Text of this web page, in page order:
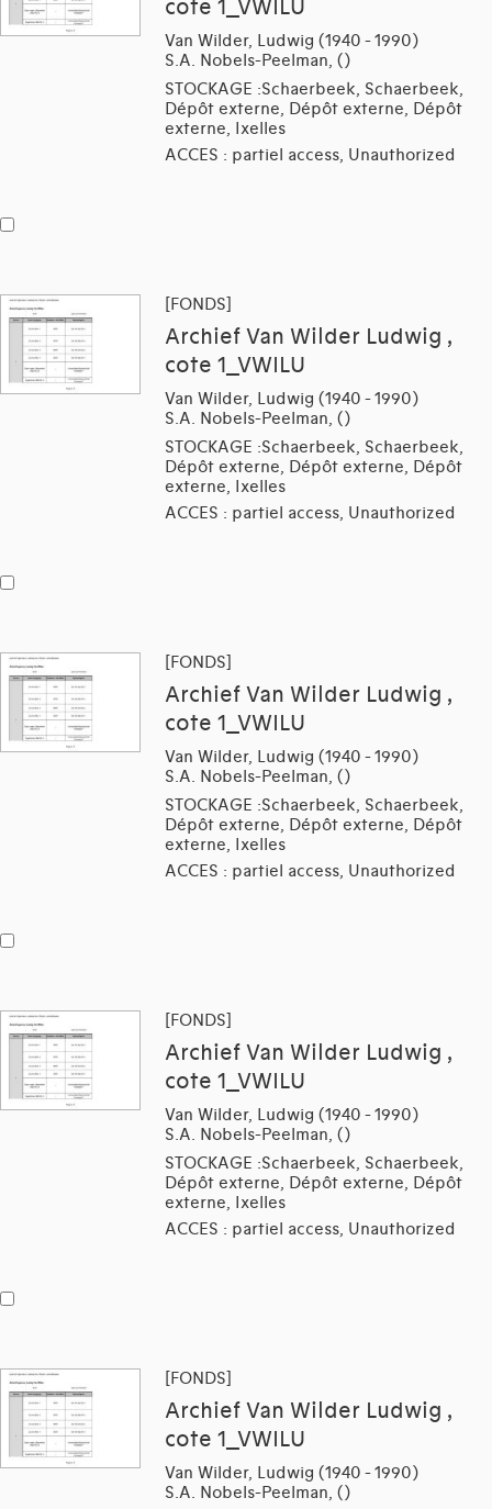
cote 1_VWILU
Van Wilder, Ludwig (1940 - 1990)
S.A. Nobels-Peelman, ()
STOCKAGE :Schaerbeek, Schaerbeek,
Dépôt externe, Dépôt externe, Dépôt
externe, Ixelles
ACCES : partiel access, Unauthorized
[FONDS]
Archief Van Wilder Ludwig ,
cote 1_VWILU
Van Wilder, Ludwig (1940 - 1990)
S.A. Nobels-Peelman, ()
STOCKAGE :Schaerbeek, Schaerbeek,
Dépôt externe, Dépôt externe, Dépôt
externe, Ixelles
ACCES : partiel access, Unauthorized
[FONDS]
Archief Van Wilder Ludwig ,
cote 1_VWILU
Van Wilder, Ludwig (1940 - 1990)
S.A. Nobels-Peelman, ()
STOCKAGE :Schaerbeek, Schaerbeek,
Dépôt externe, Dépôt externe, Dépôt
externe, Ixelles
ACCES : partiel access, Unauthorized
[FONDS]
Archief Van Wilder Ludwig ,
cote 1_VWILU
Van Wilder, Ludwig (1940 - 1990)
S.A. Nobels-Peelman, ()
STOCKAGE :Schaerbeek, Schaerbeek,
Dépôt externe, Dépôt externe, Dépôt
externe, Ixelles
ACCES : partiel access, Unauthorized
[FONDS]
Archief Van Wilder Ludwig ,
cote 1_VWILU
Van Wilder, Ludwig (1940 - 1990)
S.A. Nobels-Peelman, ()